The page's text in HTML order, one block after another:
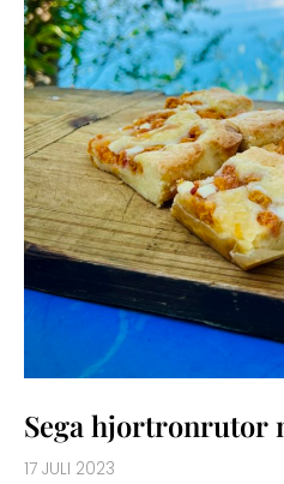
Sega hjortronrutor
17 JULI 2023